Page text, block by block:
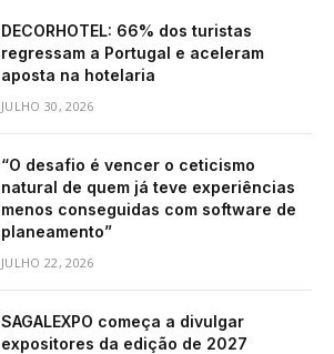
DECORHOTEL: 66% dos turistas
regressam a Portugal e aceleram
aposta na hotelaria
JULHO 30, 2026
“O desafio é vencer o ceticismo
natural de quem já teve experiências
menos conseguidas com software de
planeamento”
JULHO 22, 2026
SAGALEXPO começa a divulgar
expositores da edição de 2027